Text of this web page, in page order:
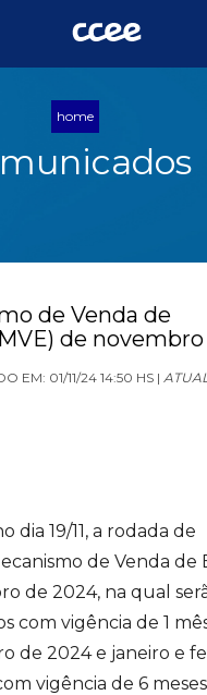
home
de Venda de
de
EM: 01/11/24 14:50 HS |
dia 19/11, a rodada de
de Venda de
de 2024, na qual
com vigência de 1
de 2024 e janeiro e
vigência de 6